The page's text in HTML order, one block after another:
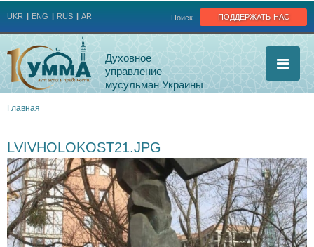
поддержать нас
Поиск
UKR ENG RUS AR
Духовное
управление
мусульман Украины
здесь
Главная
LVIVHOLOKOST21.JPG